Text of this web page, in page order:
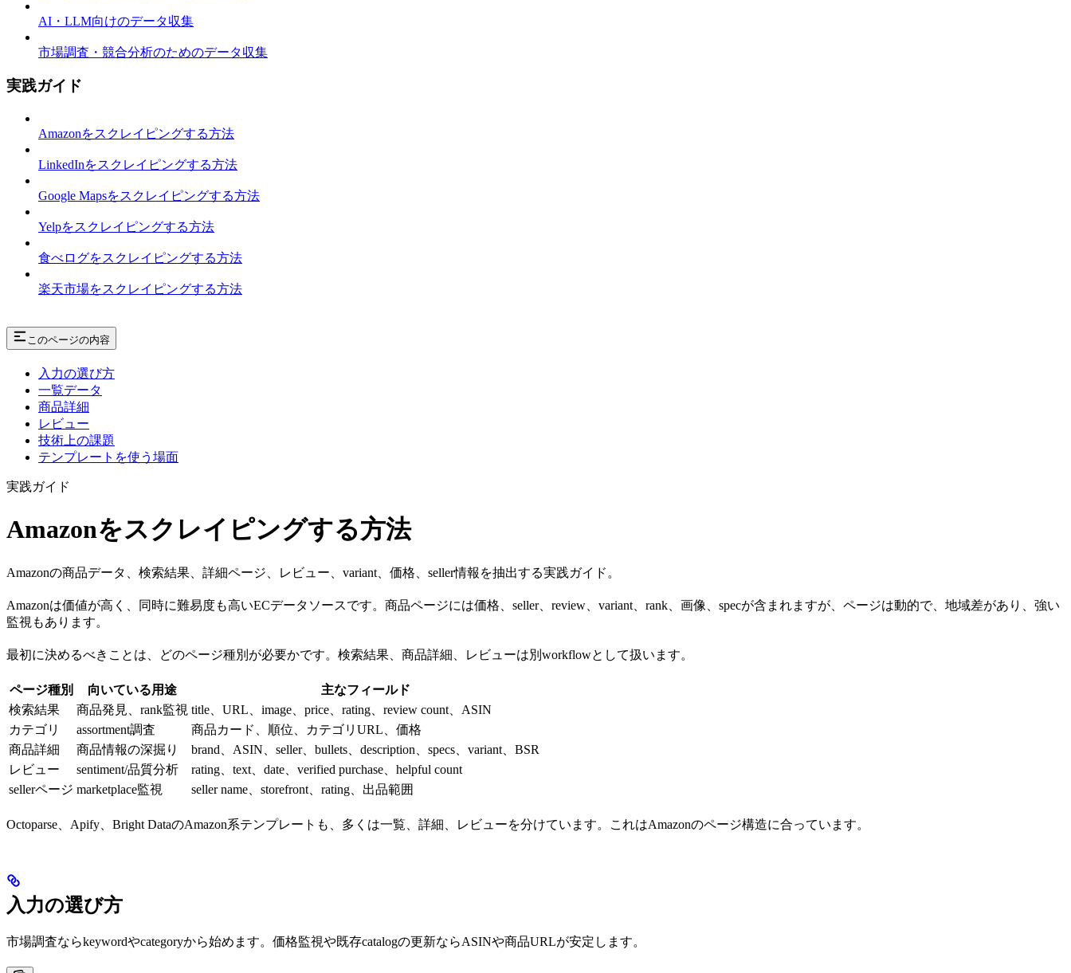
AI・LLM向けのデータ収集
市場調査・競合分析のためのデータ収集
実践ガイド
Amazonをスクレイピングする方法
LinkedInをスクレイピングする方法
Google Mapsをスクレイピングする方法
Yelpをスクレイピングする方法
食べログをスクレイピングする方法
楽天市場をスクレイピングする方法
このページの内容
入力の選び方
一覧データ
商品詳細
レビュー
技術上の課題
テンプレートを使う場面
実践ガイド
Amazonをスクレイピングする方法
Amazonの商品データ、検索結果、詳細ページ、レビュー、variant、価格、seller情報を抽出する実践ガイド。
Amazonは価値が高く、同時に難易度も高いECデータソースです。商品ページには価格、seller、review、variant、rank、画像、specが含まれますが、ページは動的で、地域差があり、強い
監視もあります。
最初に決めるべきことは、どのページ種別が必要かです。検索結果、商品詳細、レビューは別workflowとして扱います。
ページ種別 向いている用途
主なフィールド
検索結果
商品発見、rank監視 title、URL、image、price、rating、review count、ASIN
カテゴリ
assortment調査
商品カード、順位、カテゴリURL、価格
商品詳細
商品情報の深掘り
brand、ASIN、seller、bullets、description、specs、variant、BSR
レビュー
sentiment/品質分析
rating、text、date、verified purchase、helpful count
sellerページ marketplace監視 seller name、storefront、rating、出品範囲
Octoparse、Apify、Bright DataのAmazon系テンプレートも、多くは一覧、詳細、レビューを分けています。これはAmazonのページ構造に合っています。
入力の選び方
市場調査ならkeywordやcategoryから始めます。価格監視や既存catalogの更新ならASINや商品URLが安定します。